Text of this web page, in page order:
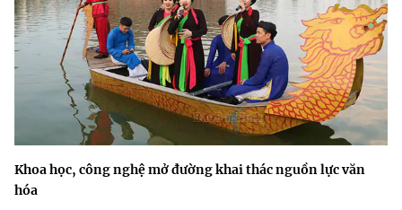
Khoa học, công nghệ mở đường khai thác nguồn lực văn
hóa